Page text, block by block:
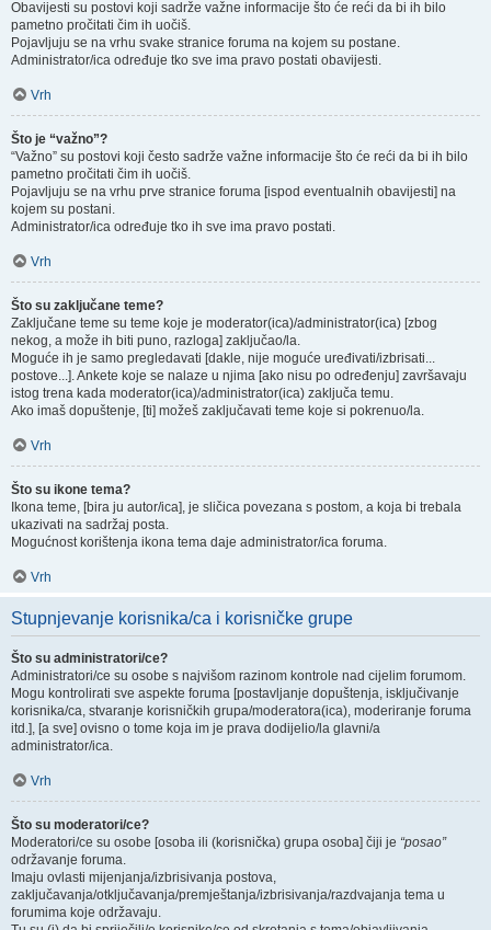
Obavijesti su postovi koji sadrže važne informacije što će reći da bi ih bilo
pametno pročitati čim ih uočiš.
Pojavljuju se na vrhu svake stranice foruma na kojem su postane.
Administrator/ica određuje tko sve ima pravo postati obavijesti.
Vrh
Što je “važno”?
“Važno” su postovi koji često sadrže važne informacije što će reći da bi ih bilo
pametno pročitati čim ih uočiš.
Pojavljuju se na vrhu prve stranice foruma [ispod eventualnih obavijesti] na
kojem su postani.
Administrator/ica određuje tko ih sve ima pravo postati.
Vrh
Što su zaključane teme?
Zaključane teme su teme koje je moderator(ica)/administrator(ica) [zbog
nekog, a može ih biti puno, razloga] zaključao/la.
Moguće ih je samo pregledavati [dakle, nije moguće uređivati/izbrisati...
postove...]. Ankete koje se nalaze u njima [ako nisu po određenju] završavaju
istog trena kada moderator(ica)/administrator(ica) zaključa temu.
Ako imaš dopuštenje, [ti] možeš zaključavati teme koje si pokrenuo/la.
Vrh
Što su ikone tema?
Ikona teme, [bira ju autor/ica], je sličica povezana s postom, a koja bi trebala
ukazivati na sadržaj posta.
Mogućnost korištenja ikona tema daje administrator/ica foruma.
Vrh
Stupnjevanje korisnika/ca i korisničke grupe
Što su administratori/ce?
Administratori/ce su osobe s najvišom razinom kontrole nad cijelim forumom.
Mogu kontrolirati sve aspekte foruma [postavljanje dopuštenja, isključivanje
korisnika/ca, stvaranje korisničkih grupa/moderatora(ica), moderiranje foruma
itd.], [a sve] ovisno o tome koja im je prava dodijelio/la glavni/a
administrator/ica.
Vrh
Što su moderatori/ce?
Moderatori/ce su osobe [osoba ili (korisnička) grupa osoba] čiji je “posao”
održavanje foruma.
Imaju ovlasti mijenjanja/izbrisivanja postova,
zaključavanja/otključavanja/premještanja/izbrisivanja/razdvajanja tema u
forumima koje održavaju.